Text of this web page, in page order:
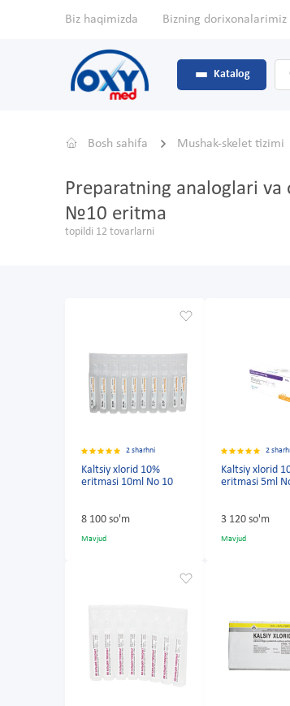
Biz haqimizda Bizning dorixonalarimiz
Katalog
Bosh sahifa Mushak-skelet tizimi
Preparatning analoglari
№10 eritma
topildi 12 tovarlarni
2 sharhni
Kaltsiy xlorid 10%
eritmasi 10ml No 10
8 100 so'm
Mavjud
2
Kaltsiy xlorid
eritmasi 5ml
3 120 so'm
Mavjud